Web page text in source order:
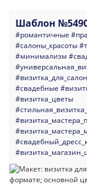
Шаблон
#романтичные
#салоны_красоты
#минимализм
#свадебные
#визитка_цветы